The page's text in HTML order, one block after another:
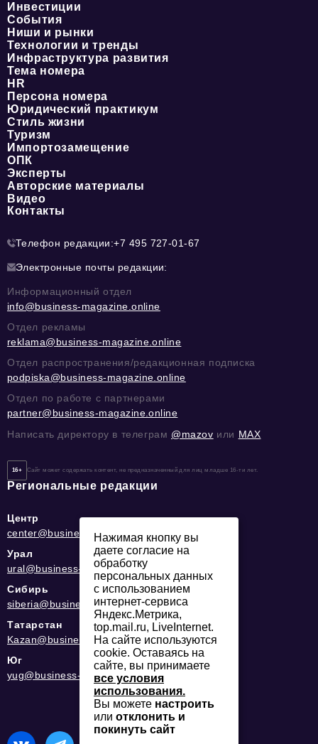
Инвестиции
События
Ниши и рынки
Технологии и тренды
Инфраструктура развития
Тема номера
HR
Персона номера
Юридический практикум
Стиль жизни
Туризм
Импортозамещение
ОПК
Эксперты
Авторские материалы
Видео
Контакты
Телефон редакции:+7 495 727-01-67
Электронные почты редакции:
Информационный отдел
info@business-magazine.online
Отдел рекламы
reklama@business-magazine.online
Отдел распространения/редакционная подписка
podpiska@business-magazine.online
Отдел по работе с партнерами
partner@business-magazine.online
Написать директору в телеграм @mazov или MAX
16+ Сайт может содержать контент, не предназначенный для лиц младше 16-ти лет.
Региональные редакции
Центр
center@business-magazine.online
Урал
ural@business-magazine.online
Сибирь
siberia@business-magazine.online
Татарстан
Kazan@business-magazine.online
Юг
yug@business-magazine.online
Нажимая кнопку вы
даете согласие на
обработку
персональных данных
с использованием
интернет-сервиса
Яндекс.Метрика,
top.mail.ru, LiveInternet.
На сайте используются
cookie. Оставаясь на
сайте, вы принимаете
все условия
использования.
Вы можете настроить
или отклонить и
покинуть сайт